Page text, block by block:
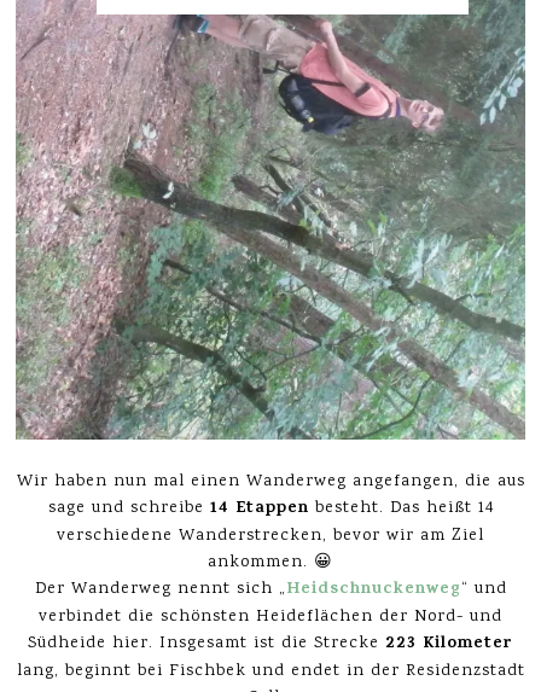
Wir haben nun mal einen Wanderweg angefangen, die aus
sage und schreibe 14 Etappen besteht. Das heißt 14
verschiedene Wanderstrecken, bevor wir am Ziel
ankommen. 😀
Der Wanderweg nennt sich „Heidschnuckenweg“ und
verbindet die schönsten Heideflächen der Nord- und
Südheide hier. Insgesamt ist die Strecke 223 Kilometer
lang, beginnt bei Fischbek und endet in der Residenzstadt